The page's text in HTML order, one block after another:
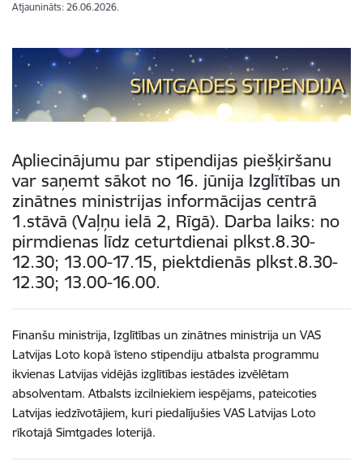
Atjaunināts: 26.06.2026.
Apliecinājumu par stipendijas piešķiršanu
var saņemt sākot no 16. jūnija Izglītības un
zinātnes ministrijas informācijas centrā
1.stāvā (Vaļņu ielā 2, Rīgā). Darba laiks: no
pirmdienas līdz ceturtdienai plkst.8.30-
12.30; 13.00-17.15, piektdienās plkst.8.30-
12.30; 13.00-16.00.
Finanšu ministrija, Izglītības un zinātnes ministrija un VAS
Latvijas Loto kopā īsteno stipendiju atbalsta programmu
ikvienas Latvijas vidējās izglītības iestādes izvēlētam
absolventam. Atbalsts izcilniekiem iespējams, pateicoties
Latvijas iedzīvotājiem, kuri piedalījušies VAS Latvijas Loto
rīkotajā Simtgades loterijā.